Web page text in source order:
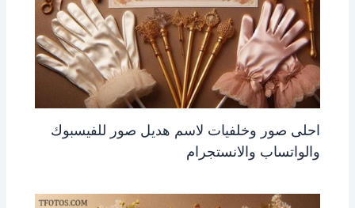
احلى صور وخلفيات لاسم هديل صور للفيسبوك
والواتساب والانستجرام